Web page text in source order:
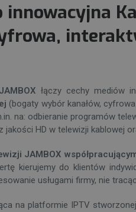
innowacyjna
JAMBOX łączy cechy mediów
(bogaty wybór kanałów,
na: odbieranie programów
jakości HD w telewizji kablowej
JAMBOX
kierujemy do klientów
usługami firmy, nie
na platformie IPTV